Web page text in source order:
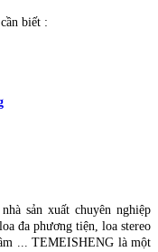
biết :
sản xuất chuyên nghiệp
đa phương tiện, loa stereo
... TEMEISHENG là một